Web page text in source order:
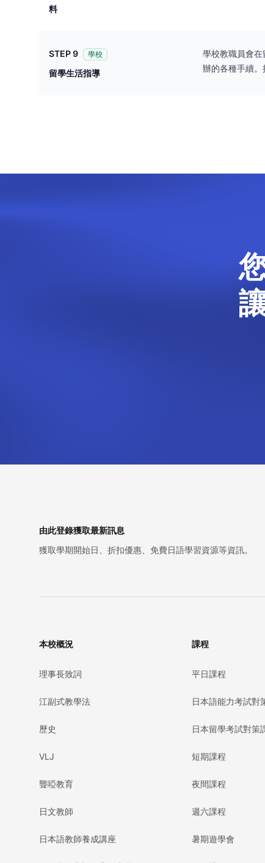
料
STEP 9 學校
留學生活指導
學校教職員會
辦的各種手續。
由此登錄獲取最新訊息
獲取學期開始日、折扣優惠、免費日語學習資源等資訊。
本校概況
理事長致詞
江副式教學法
歷史
VLJ
聾啞教育
日文教師
日本語教師養成講座
課程
平日課程
日本語能力考試對
日本留學考試對策
短期課程
夜間課程
週六課程
暑期遊學會